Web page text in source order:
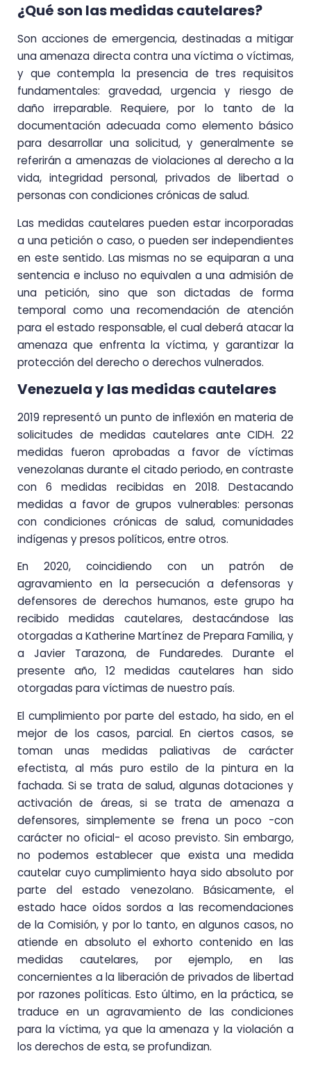
¿Qué son las medidas cautelares?
Son acciones de emergencia, destinadas a mitigar
una amenaza directa contra una víctima o víctimas,
y que contempla la presencia de tres requisitos
fundamentales: gravedad, urgencia y riesgo de
daño irreparable. Requiere, por lo tanto de la
documentación adecuada como elemento básico
para desarrollar una solicitud, y generalmente se
referirán a amenazas de violaciones al derecho a la
vida, integridad personal, privados de libertad o
personas con condiciones crónicas de salud.
Las medidas cautelares pueden estar incorporadas
a una petición o caso, o pueden ser independientes
en este sentido. Las mismas no se equiparan a una
sentencia e incluso no equivalen a una admisión de
una petición, sino que son dictadas de forma
temporal como una recomendación de atención
para el estado responsable, el cual deberá atacar la
amenaza que enfrenta la víctima, y garantizar la
protección del derecho o derechos vulnerados.
Venezuela y las medidas cautelares
2019 representó un punto de inflexión en materia de
solicitudes de medidas cautelares ante CIDH. 22
medidas fueron aprobadas a favor de víctimas
venezolanas durante el citado periodo, en contraste
con 6 medidas recibidas en 2018. Destacando
medidas a favor de grupos vulnerables: personas
con condiciones crónicas de salud, comunidades
indígenas y presos políticos, entre otros.
En 2020, coincidiendo con un patrón de
agravamiento en la persecución a defensoras y
defensores de derechos humanos, este grupo ha
recibido medidas cautelares, destacándose las
otorgadas a Katherine Martínez de Prepara Familia, y
a Javier Tarazona, de Fundaredes. Durante el
presente año, 12 medidas cautelares han sido
otorgadas para víctimas de nuestro país.
El cumplimiento por parte del estado, ha sido, en el
mejor de los casos, parcial. En ciertos casos, se
toman unas medidas paliativas de carácter
efectista, al más puro estilo de la pintura en la
fachada. Si se trata de salud, algunas dotaciones y
activación de áreas, si se trata de amenaza a
defensores, simplemente se frena un poco -con
carácter no oficial- el acoso previsto. Sin embargo,
no podemos establecer que exista una medida
cautelar cuyo cumplimiento haya sido absoluto por
parte del estado venezolano. Básicamente, el
estado hace oídos sordos a las recomendaciones
de la Comisión, y por lo tanto, en algunos casos, no
atiende en absoluto el exhorto contenido en las
medidas cautelares, por ejemplo, en las
concernientes a la liberación de privados de libertad
por razones políticas. Esto último, en la práctica, se
traduce en un agravamiento de las condiciones
para la víctima, ya que la amenaza y la violación a
los derechos de esta, se profundizan.